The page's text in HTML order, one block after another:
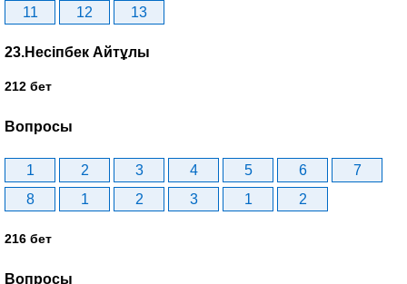
11
12 13
23.Несіпбек Айтұлы
212 бет
Вопросы
1 2 3 4 5 6
7
8
1 2 3 1 2
216 бет
Вопросы